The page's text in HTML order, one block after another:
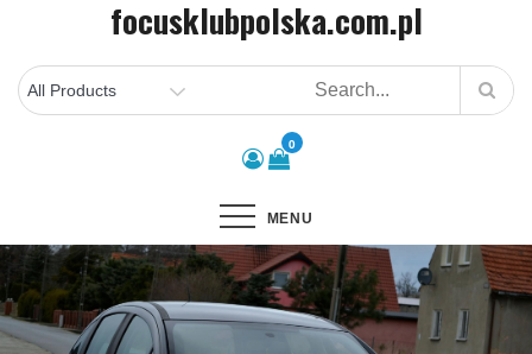
content
focusklubpolska.com.pl
0
MENU